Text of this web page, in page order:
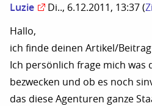
Luzie Di.., 6.12.2011, 13:37 (
Hallo,
ich finde deinen Artikel/
Ich persönlich frage mich
bezwecken und ob es noch
das diese Agenturen ganze